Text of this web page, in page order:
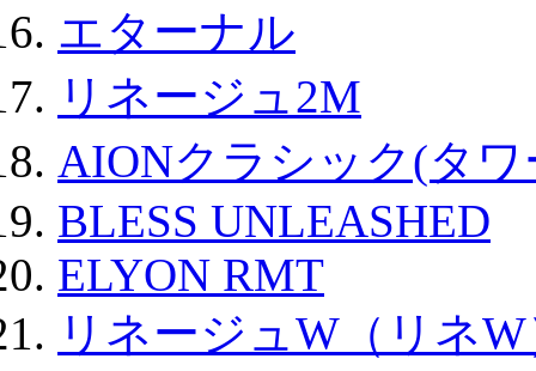
エターナル
リネージュ2M
AIONクラシック(タ
BLESS UNLEASHED
ELYON RMT
リネージュW（リネ